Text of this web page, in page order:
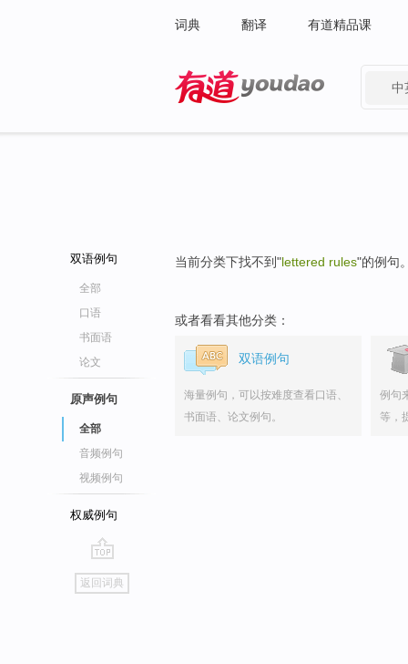
词典 翻译 有道精品课
中
双语例句
全部
口语
书面语
论文
原声例句
全部
音频例句
视频例句
权威例句
go
top
返回词典
当前分类下找不到"lettered rules"的例句。
或者看看其他分类：
双语例句
海量例句，可以按难度查看口语、
书面语、论文例句。
例句
等，